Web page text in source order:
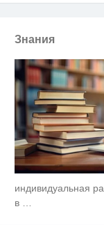
Знания
индивидуальная
в
Ролик